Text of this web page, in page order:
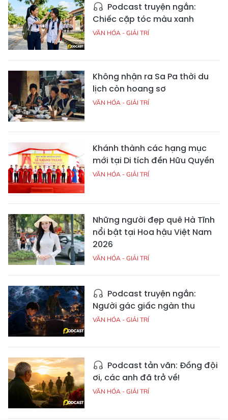
Podcast truyện ngắn:
Chiếc cặp tóc màu xanh
VĂN HÓA - GIẢI TRÍ
Không nhận ra Sa Pa thời du
lịch còn hoang sơ
VĂN HÓA - GIẢI TRÍ
Khánh thành các hạng mục
mới tại Di tích đền Hữu Quyền
VĂN HÓA - GIẢI TRÍ
Những người đẹp quê Hà Tĩnh
nổi bật tại Hoa hậu Việt Nam
2026
VĂN HÓA - GIẢI TRÍ
Podcast truyện ngắn:
Người gác giấc ngàn thu
VĂN HÓA - GIẢI TRÍ
Podcast tản văn: Đồng đội
ơi, các anh đã trở về!
VĂN HÓA - GIẢI TRÍ